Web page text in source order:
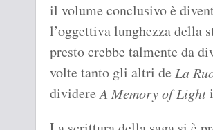
il volume conclusivo è
l’oggettiva lunghezza della
presto crebbe talmente da
volte tanto gli altri de La
dividere A Memory of Light